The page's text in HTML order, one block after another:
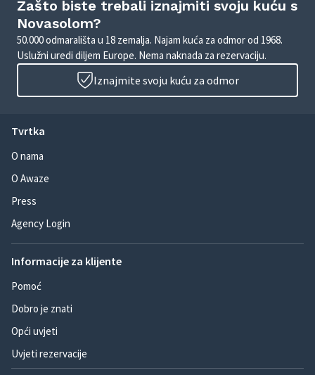
Zašto biste trebali iznajmiti svoju kuću s
Novasolom?
50.000 odmarališta u 18 zemalja. Najam kuća za odmor od 1968.
Uslužni uredi diljem Europe. Nema naknada za rezervaciju.
Iznajmite svoju kuću za odmor
Tvrtka
O nama
O Awaze
Press
Agency Login
Informacije za klijente
Pomoć
Dobro je znati
Opći uvjeti
Uvjeti rezervacije